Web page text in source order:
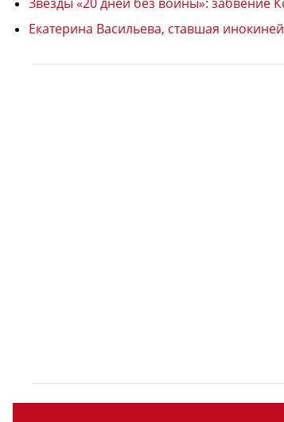
Екатерина Васильева, ставшая